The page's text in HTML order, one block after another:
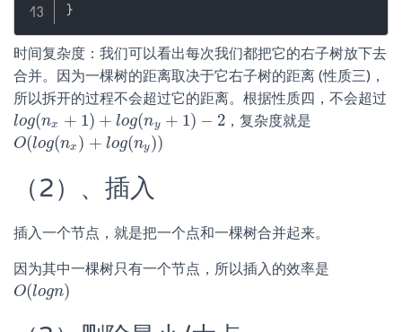
}
时间复杂度：我们可以看出每次我们都把它的右子树放下去
合并。因为一棵树的距离取决于它右子树的距离 (性质三)，
所以拆开的过程不会超过它的距离。根据性质四，不会超过
log(nx + 1) + log(ny + 1) − 2
log(nx+ 1) +lo g( ny+1)− 2 ，复杂度就是
O(log(nx ) + log(ny))
O(log(nx) + og(ny))
（2）、插入
插入一个节点，就是把一个点和一棵树合并起来。
因为其中一棵树只有一个节点，所以插入的效率是
O(logn)
O(logn)